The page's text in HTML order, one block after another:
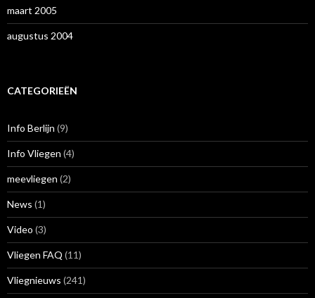
maart 2005
augustus 2004
CATEGORIEËN
Info Berlijn (9)
Info Vliegen (4)
meevliegen (2)
News (1)
Video (3)
Vliegen FAQ (11)
Vliegnieuws (241)